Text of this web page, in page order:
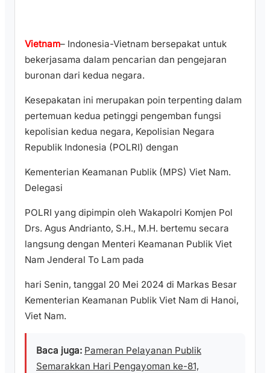
Vietnam– Indonesia-Vietnam bersepakat untuk
bekerjasama dalam pencarian dan pengejaran
buronan dari kedua negara.
Kesepakatan ini merupakan poin terpenting dalam
pertemuan kedua petinggi pengemban fungsi
kepolisian kedua negara, Kepolisian Negara
Republik Indonesia (POLRI) dengan
Kementerian Keamanan Publik (MPS) Viet Nam.
Delegasi
POLRI yang dipimpin oleh Wakapolri Komjen Pol
Drs. Agus Andrianto, S.H., M.H. bertemu secara
langsung dengan Menteri Keamanan Publik Viet
Nam Jenderal To Lam pada
hari Senin, tanggal 20 Mei 2024 di Markas Besar
Kementerian Keamanan Publik Viet Nam di Hanoi,
Viet Nam.
Baca juga: Pameran Pelayanan Publik
Semarakkan Hari Pengayoman ke-81,